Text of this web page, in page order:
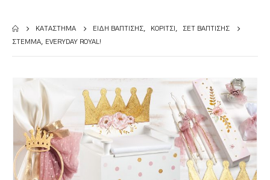
ΚΑΤΆΣΤΗΜΑ ΕΊΔΗ ΒΆΠΤΙΣΗΣ ΚΟΡΊΤΣΙ
ΣΕΤ ΒΆΠΤΙΣΗΣ
ΣΤΈΜΜΑ, EVERYDAY ROYAL!